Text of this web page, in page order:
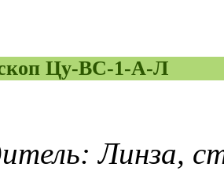
Цу-ВС-1-А-Л
Линза,